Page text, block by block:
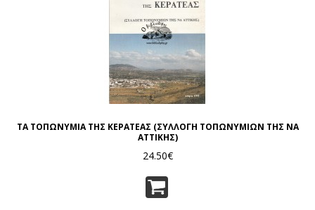
ΤΑ ΤΟΠΩΝΥΜΙΑ ΤΗΣ ΚΕΡΑΤΕΑΣ (ΣΥΛΛΟΓΗ ΤΟΠΩΝΥΜΙΩΝ ΤΗΣ ΝΑ
ΑΤΤΙΚΗΣ)
24.50€